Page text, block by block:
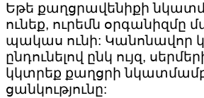
Եթե քաղցրավենիքի
ունեք, ուրեմն օրգանիզմը
պակաս ունի: Կանոնավոր
ընդունելով ընկ ույզ,
կկտրեք քաղցրի
ցանկությունը: